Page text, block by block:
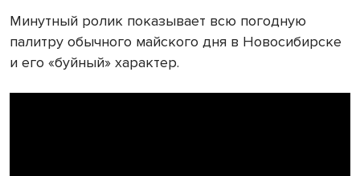
Минутный ролик показывает всю погодную
палитру обычного майского дня в Новосибирске
и его «буйный» характер.